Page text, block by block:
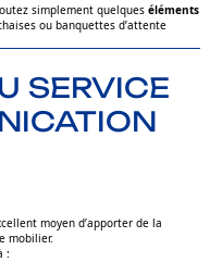
simplement quelques éléments
ou banquettes d’attente
SERVICE
moyen d’apporter de la
mobilier.
: